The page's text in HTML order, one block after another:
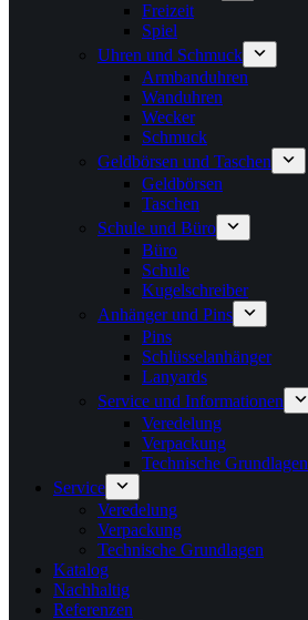
Freizeit
Spiel
Uhren und Schmuck
Armbanduhren
Wanduhren
Wecker
Schmuck
Geldbörsen und Taschen
Geldbörsen
Taschen
Schule und Büro
Büro
Schule
Kugelschreiber
Anhänger und Pins
Pins
Schlüsselanhänger
Lanyards
Service und Informationen
Veredelung
Verpackung
Technische Grundlagen
Service
Veredelung
Verpackung
Technische Grundlagen
Katalog
Nachhaltig
Referenzen